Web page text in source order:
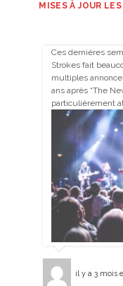
MISES À JOUR
Ces dernières
Strokes fait
multiples
ans après “The
particulièrement
il y a 3 mois